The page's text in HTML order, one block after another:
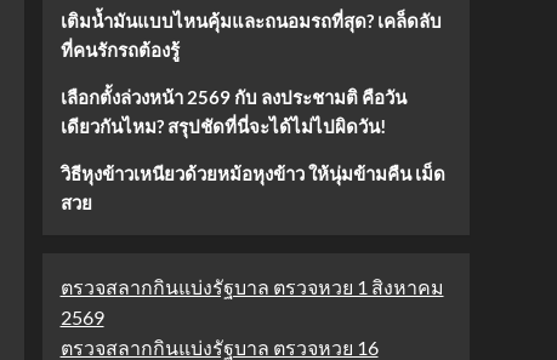
เติมน้ำมันแบบไหนคุ้มและถนอมรถที่สุด? เคล็ดลับ
ที่คนรักรถต้องรู้
เลือกตั้งล่วงหน้า 2569 กับ ลงประชามติ คือวัน
เดียวกันไหม? สรุปชัดที่นี่จะได้ไม่ไปผิดวัน!
วิธีหุงข้าวเหนียวด้วยหม้อหุงข้าว ให้นุ่มข้ามคืน เม็ด
สวย
ตรวจสลากกินแบ่งรัฐบาล ตรวจหวย 1 สิงหาคม
2569
ตรวจสลากกินแบ่งรัฐบาล ตรวจหวย 16